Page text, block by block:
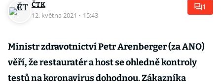
ČTK
12. května 2021 · 15:43
1
Ministr zdravotnictví Petr Arenberger (za ANO)
věří, že restauratér a host se ohledně kontroly
testů na koronavirus dohodnou. Zákazníka